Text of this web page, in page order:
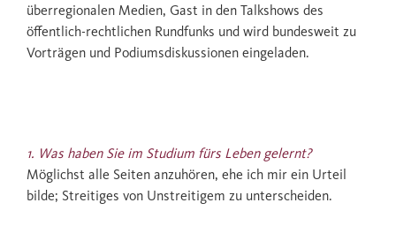
überregionalen Medien, Gast in den Talkshows des
öffentlich-rechtlichen Rundfunks und wird bundesweit zu
Vorträgen und Podiumsdiskussionen eingeladen.
1. Was haben Sie im Studium fürs Leben gelernt?
Möglichst alle Seiten anzuhören, ehe ich mir ein Urteil
bilde; Streitiges von Unstreitigem zu unterscheiden.